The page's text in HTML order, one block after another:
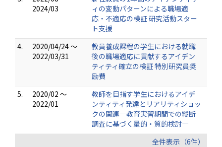
2024/03
ィの変動パターンによる職場適
応・不適応の検証 研究活動スター
ト支援
4.
2020/04/24 ～
2022/03/31
教員養成課程の学生における就職
後の職場適応に貢献するアイデン
ティティ確立の検証 特別研究員奨
励費
5.
2020/02 ～
2022/01
教師を目指す学生におけるアイデ
ンティティ発達とリアリティショッ
クの関連―教育実習期間での縦断
調査に基づく量的・質的検討―
全件表示（6件）